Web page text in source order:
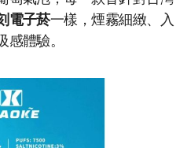
電子菸一樣，煙霧細緻、入
感體驗。